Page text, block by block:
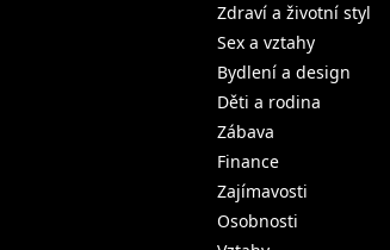
Zdraví a životní styl
Sex a vztahy
Bydlení a design
Děti a rodina
Zábava
Finance
Zajímavosti
Osobnosti